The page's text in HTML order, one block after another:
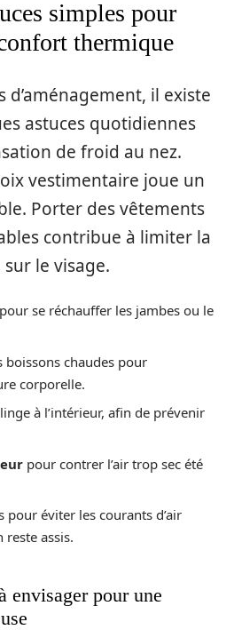
simples pour
thermique
d’aménagement, il existe
astuces quotidiennes
de froid au nez.
vestimentaire joue un
Porter des vêtements
contribue à limiter la
le visage.
pour se réchauffer les jambes ou le
chaudes pour
corporelle.
à l’intérieur, afin de prévenir
pour contrer l’air trop sec été
pour éviter les courants d’air
reste assis.
envisager pour une